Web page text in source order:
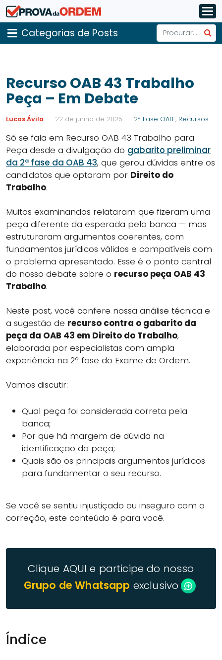
Categorias de Posts
Recurso OAB 43 Trabalho
Peça – Em Debate
Lucas Ávila - 22 de junho de 2025 - 2ª Fase OAB , Recursos
Só se fala em Recurso OAB 43 Trabalho para
Peça desde a divulgação do gabarito preliminar
da 2ª fase da OAB 43, que gerou dúvidas entre os
candidatos que optaram por Direito do
Trabalho.
Muitos examinandos relataram que fizeram uma
peça diferente da esperada pela banca — mas
estruturaram argumentos coerentes, com
fundamentos jurídicos válidos e compatíveis com
o problema apresentado. Esse é o ponto central
do nosso debate sobre o recurso peça OAB 43
Trabalho.
Neste post, você confere nossa análise técnica e
a sugestão de recurso contra o gabarito da
peça da OAB 43 em Direito do Trabalho,
elaborada por especialistas com ampla
experiência na 2ª fase do Exame de Ordem.
Vamos discutir:
Qual peça foi considerada correta pela
banca;
Por que há margem de dúvida na
identificação da peça;
Quais são os principais argumentos jurídicos
para fundamentar o seu recurso.
Se você se sentiu injustiçado ou inseguro com a
correção, este conteúdo é para você.
Clique AQUI e participe do nosso
Grupo de Whatsapp exclusivo
Índice